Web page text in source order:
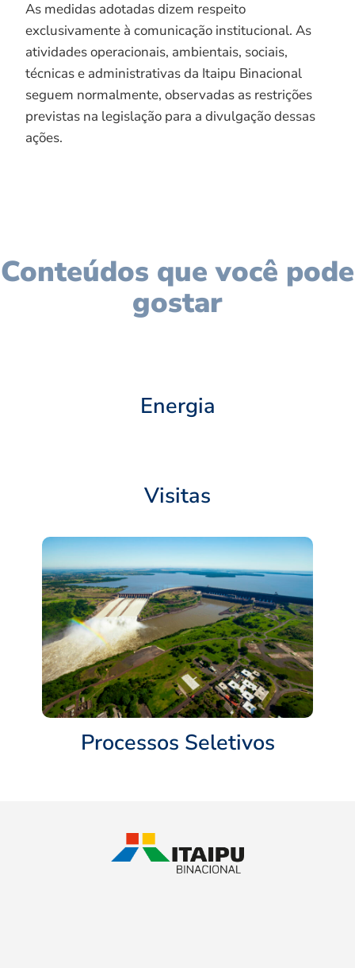
As medidas adotadas dizem respeito
exclusivamente à comunicação institucional. As
atividades operacionais, ambientais, sociais,
técnicas e administrativas da Itaipu Binacional
seguem normalmente, observadas as restrições
previstas na legislação para a divulgação dessas
ações.
Conteúdos que você pode
gostar
Energia
Visitas
Processos Seletivos